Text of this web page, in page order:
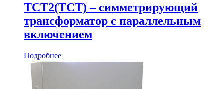
ТСТ2(ТСТ) – симметрирующий
трансформатор с параллельным
включением
Подробнее